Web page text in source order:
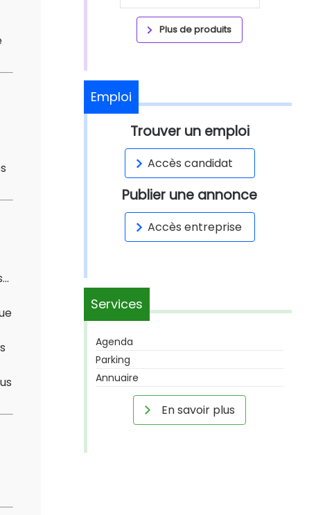
Plus de produits
Emploi
Trouver un emploi
Accès candidat
Publier une annonce
Accès entreprise
Services
Agenda
Parking
Annuaire
En savoir plus